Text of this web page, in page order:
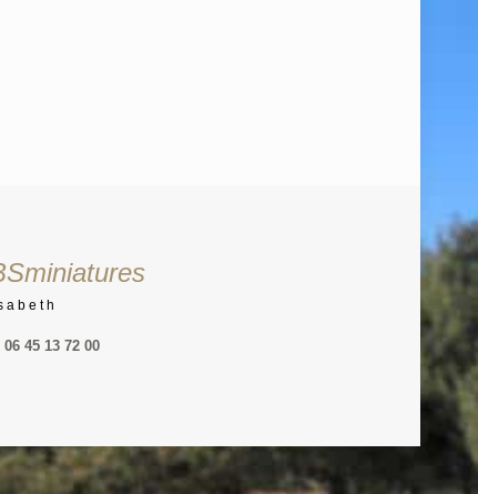
06 45 13 72 00